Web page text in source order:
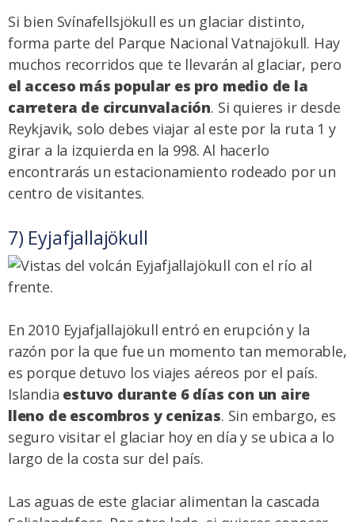
Si bien Svínafellsjökull es un glaciar distinto,
forma parte del Parque Nacional Vatnajökull. Hay
muchos recorridos que te llevarán al glaciar, pero
el acceso más popular es pro medio de la
carretera de circunvalación. Si quieres ir desde
Reykjavik, solo debes viajar al este por la ruta 1 y
girar a la izquierda en la 998. Al hacerlo
encontrarás un estacionamiento rodeado por un
centro de visitantes.
7) Eyjafjallajökull
En 2010 Eyjafjallajökull entró en erupción y la
razón por la que fue un momento tan memorable,
es porque detuvo los viajes aéreos por el país.
Islandia estuvo durante 6 días con un aire
lleno de escombros y cenizas. Sin embargo, es
seguro visitar el glaciar hoy en día y se ubica a lo
largo de la costa sur del país.
Las aguas de este glaciar alimentan la cascada